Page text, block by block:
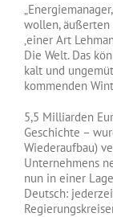
wollen, äußerten
‚einer Art
Die Welt. Das
kalt und
kommenden
5,5 Milliarden
Geschichte –
Wiederaufbau)
Unternehmens
nun in einer
Deutsch: